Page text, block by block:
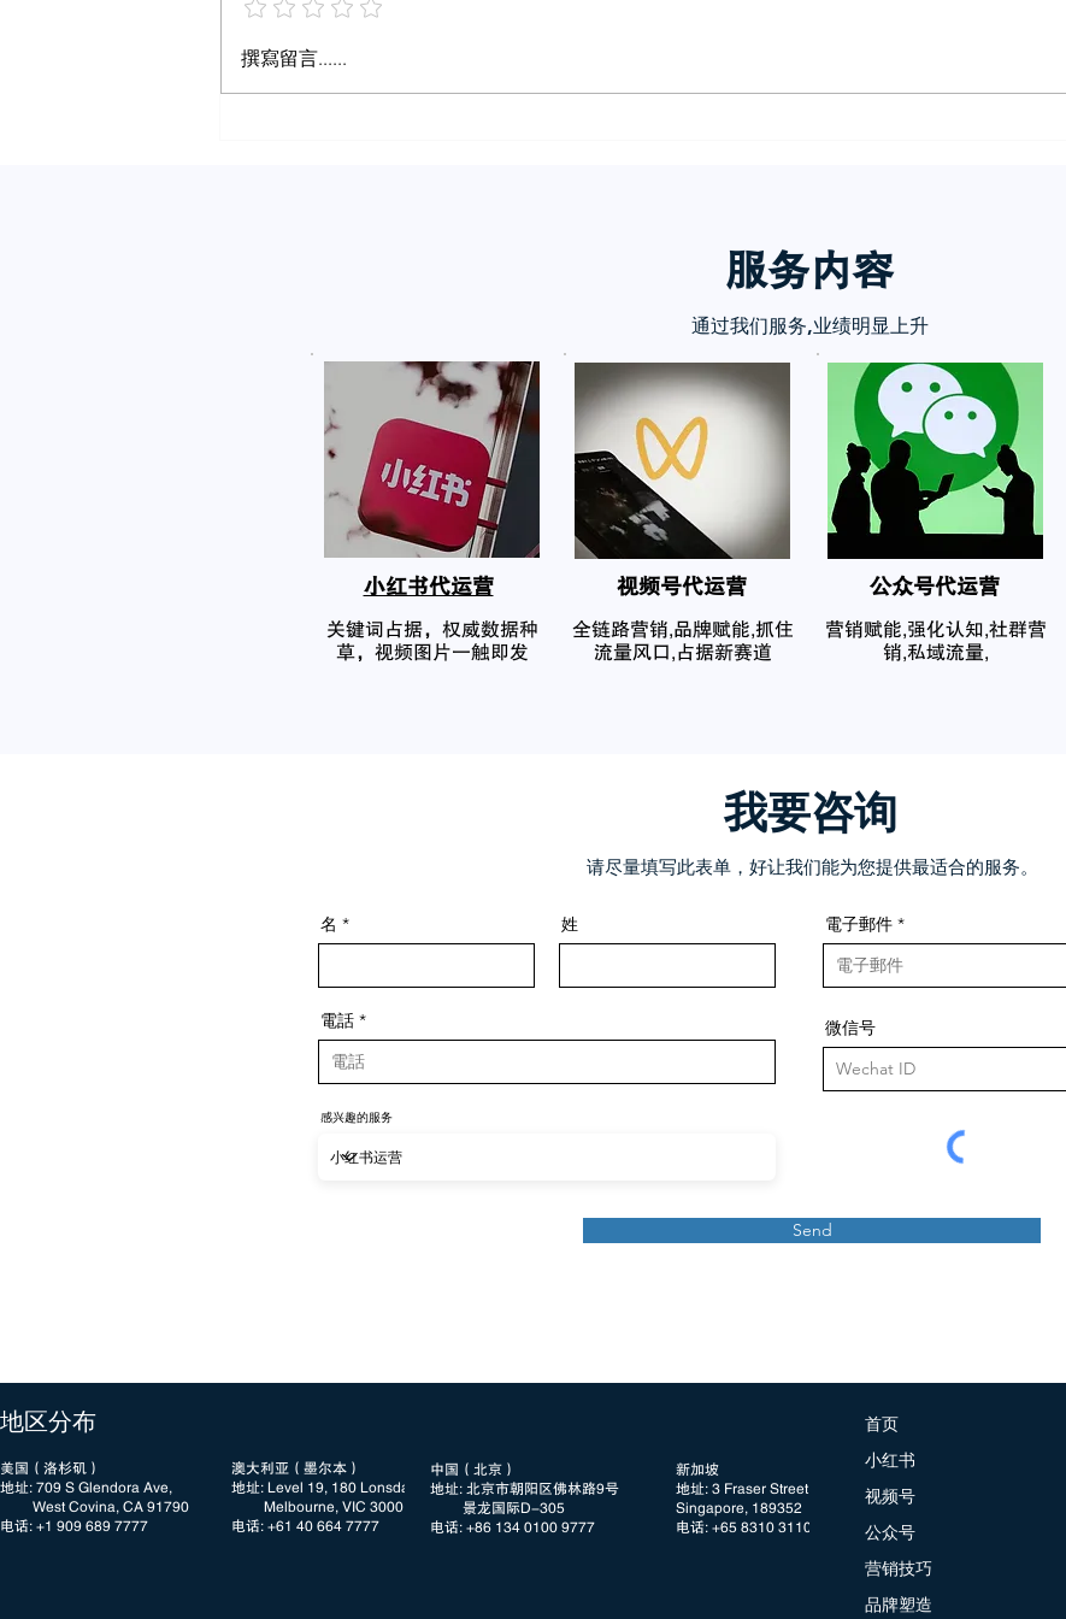
诉
撰寫留言......
服务内容
通过我们服务,业绩明显上升
小红书代运营
关键词占据，权威数据种
草，视频图片一触即发
​视频号代运营
全链路营销,品牌赋能,抓住
流量风口,占据新赛道
公众号代运营
营销赋能,强化认知,社群营
销,私域流量,
我要咨询
请尽量填写此表单，好让我们能为您提供最适合的服务。
名 姓
電話
感兴趣的服务
電子郵件
微信号
Send
​地区分布
美国（洛杉矶）
地址: 709 S Glendora Ave,
West Covina, CA 91790
电话: +1 909 689 7777​​
澳大利亚（墨尔本）
地址: Level 19, 180 Lonsdale Street
Melbourne, VIC 3000
电话: +61 40 664 7777
中国（北京）
地址: 北京市朝阳区佛林路9号
景龙国际D-305
电话: +86 134 0100 9777
新加坡
地址: 3 Fraser Street, #08 DUO Tower
Singapore, 189352
电话: +65 8310 3110
首页
小红书
视频号
公众号
营销技巧
品牌塑造